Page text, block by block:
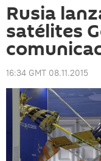
Rusia
satélites
16:34 GMT 08.11.2015